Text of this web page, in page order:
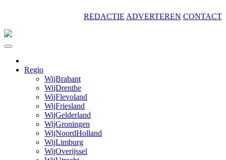
REDACTIE ADVERTEREN CONTACT
Regio
WijBrabant
WijDrenthe
WijFlevoland
WijFriesland
WijGelderland
WijGroningen
WijNoordHolland
WijLimburg
WijOverijssel